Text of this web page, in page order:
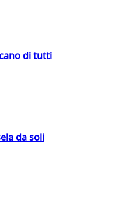
di tutti
da soli